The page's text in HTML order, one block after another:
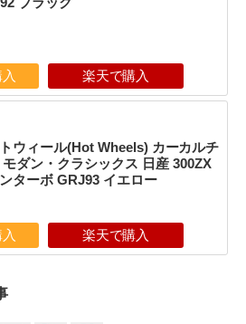
楽天で購入
ウィール(Hot Wheels) カーカルチ
モダン・クラシックス 日産 300ZX
ターボ GRJ93 イエロー
楽天で購入